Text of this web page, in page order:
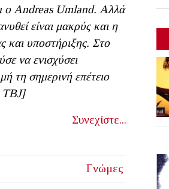
οAndreas Umland. Αλλά
είναι μακρύς και η
και υποστήριξης. Στο
να ενισχύσει
τη σημερινή επέτειο
TBJ]
Συνεχίστε...
Γνώμες